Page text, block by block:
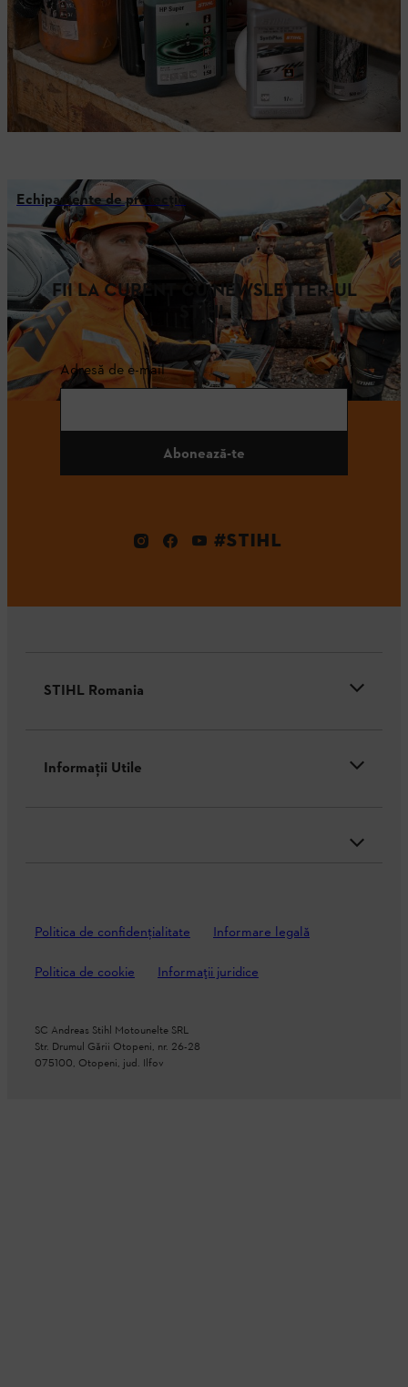
Echipamente de protecție
FII LA CURENT CU NEWSLETTER-UL
STIHL
Adresă de e-mail
Abonează-te
#STIHL
STIHL Romania
Informaţii Utile
Politica de confidenţialitate Informare legală
Politica de cookie Informații juridice
SC Andreas Stihl Motounelte SRL
Str. Drumul Gării Otopeni, nr. 26-28
075100, Otopeni, jud. Ilfov